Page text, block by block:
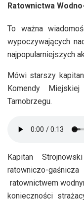
Ratownictwa
To ważna
wypoczywających
najpopularniejszych
Mówi starszy
Komendy
Tarnobrzegu.
Kapitan
ratowniczo-
ratownictwem
konieczności